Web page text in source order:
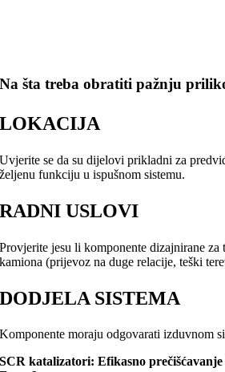
Na šta treba obratiti pažnju
LOKACIJA
Uvjerite se da su dijelovi prikladni za
željenu funkciju u ispušnom sistemu.
RADNI USLOVI
Provjerite jesu li komponente dizajnirane za
kamiona (prijevoz na duge relacije, teški
DODJELA SISTEMA
Komponente moraju odgovarati izduvnom
SCR katalizatori: Efikasno prečišćavanje